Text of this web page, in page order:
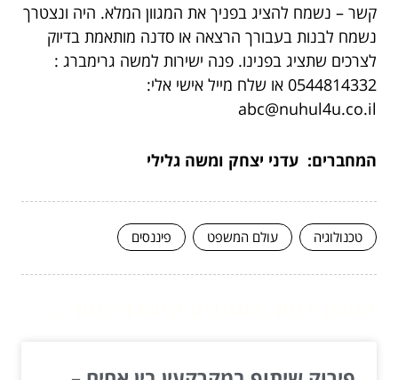
קשר – נשמח להציג בפניך את המגוון המלא. היה ונצטרך
נשמח לבנות בעבורך הרצאה או סדנה מותאמת בדיוק
לצרכים שתציג בפנינו. פנה ישירות למשה גרימברג :
0544814332 או שלח מייל אישי אלי:
abc@nuhul4u.co.il
המחברים: עדני יצחק ומשה גלילי
טכנולוגיה עולם המשפט פיננסים